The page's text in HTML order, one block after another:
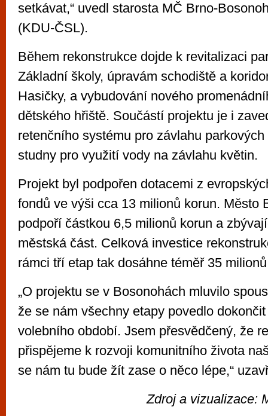
setkávat,“ uvedl starosta MČ Brno-
(KDU-ČSL).
Během rekonstrukce dojde k revitalizaci
Základní školy, úpravám schodiště a
Hasičky, a vybudování nového
dětského hřiště. Součástí projektu je i
retenčního systému pro závlahu
studny pro využití vody na závlahu květin.
Projekt byl podpořen dotacemi z
fondů ve výši cca 13 milionů korun. Město
podpoří částkou 6,5 milionů korun a
městská část. Celková investice
rámci tří etap tak dosáhne téměř 35
„O projektu se v Bosonohách mluvilo
že se nám všechny etapy povedlo
volebního období. Jsem přesvědčený, že
přispějeme k rozvoji komunitního života
se nám tu bude žít zase o něco lépe,“
Zdroj a vizualizace: